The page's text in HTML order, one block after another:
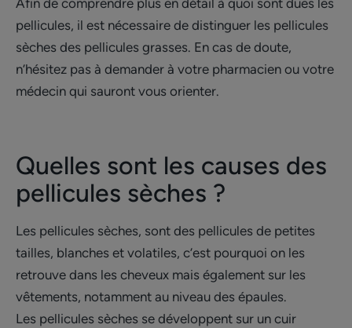
Afin de comprendre plus en détail à quoi sont dues les
pellicules, il est nécessaire de distinguer les pellicules
sèches des pellicules grasses. En cas de doute,
n’hésitez pas à demander à votre pharmacien ou votre
médecin qui sauront vous orienter.
Quelles sont les causes des
pellicules sèches ?
Les pellicules sèches, sont des pellicules de petites
tailles, blanches et volatiles, c’est pourquoi on les
retrouve dans les cheveux mais également sur les
vêtements, notamment au niveau des épaules.
Les pellicules sèches se développent sur un cuir